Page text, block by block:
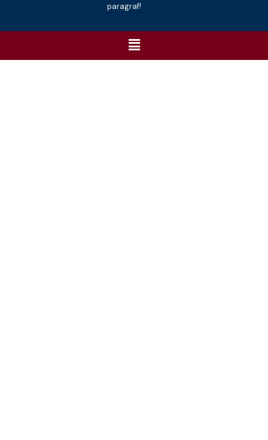
paragraf!
Menu